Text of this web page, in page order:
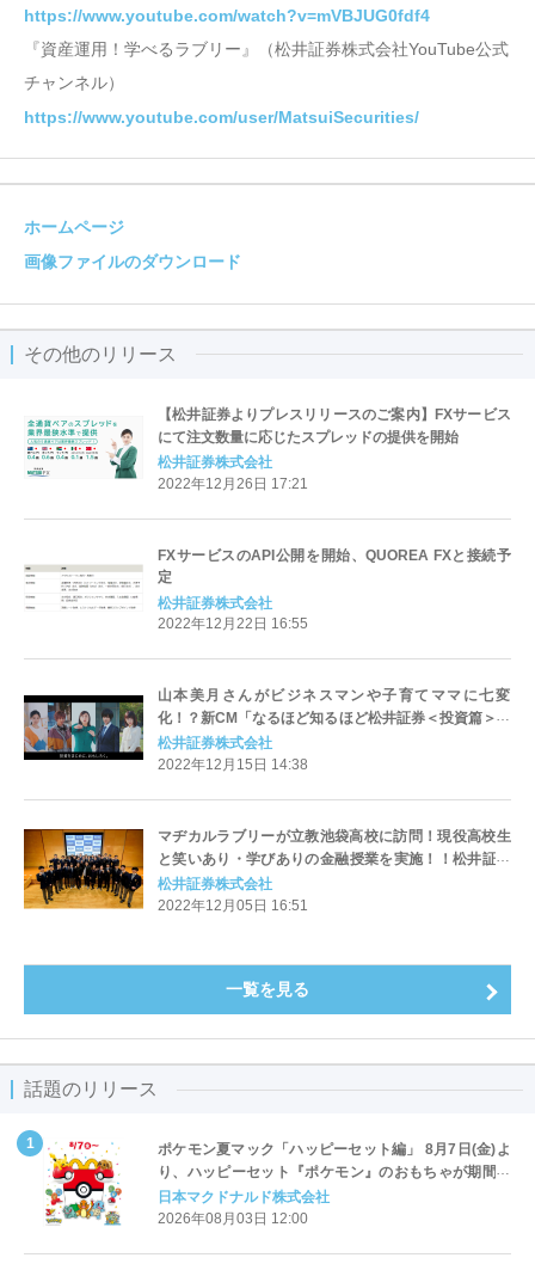
https://www.youtube.com/watch?v=mVBJUG0fdf4
『資産運用！学べるラブリー』（松井証券株式会社YouTube公式
チャンネル）
https://www.youtube.com/user/MatsuiSecurities/
ホームページ
画像ファイルのダウンロード
その他のリリース
【松井証券よりプレスリリースのご案内】FXサービス
にて注文数量に応じたスプレッドの提供を開始
松井証券株式会社
2022年12月26日 17:21
FXサービスのAPI公開を開始、QUOREA FXと接続予
定
松井証券株式会社
2022年12月22日 16:55
山本美月さんがビジネスマンや子育てママに七変
化！？新CM「なるほど知るほど松井証券＜投資篇＞」
を12月19日(月)から放映開始！
松井証券株式会社
2022年12月15日 14:38
マヂカルラブリーが立教池袋高校に訪問！現役高校生
と笑いあり・学びありの金融授業を実施！！松井証券
主催 『資産運用！学べるラブリー』：特別出張授業～
金融教育編～
松井証券株式会社
2022年12月05日 16:51
一覧を見る
話題のリリース
ポケモン夏マック「ハッピーセット編」 8月7日(金)よ
り、ハッピーセット『ポケモン』のおもちゃが期間限
定登場
日本マクドナルド株式会社
2026年08月03日 12:00